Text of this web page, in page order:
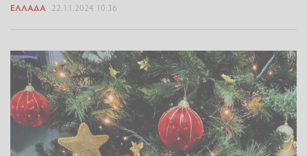
ΕΛΛΆΔΑ 22.11.2024 10:36